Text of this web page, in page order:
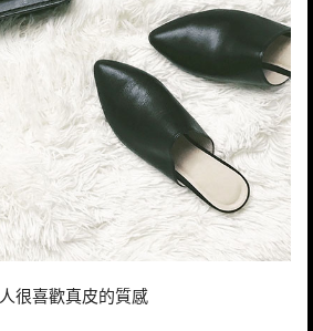
很喜歡真皮的質感